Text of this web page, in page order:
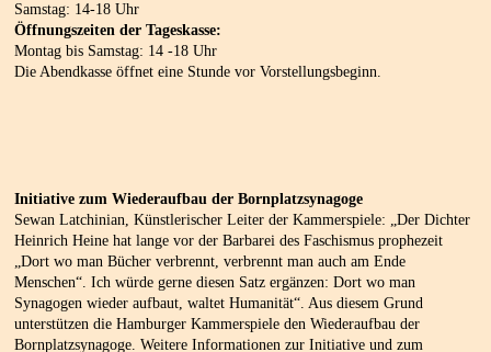
Samstag: 14-18 Uhr
Öffnungszeiten der Tageskasse:
Montag bis Samstag: 14 -18 Uhr
Die Abendkasse öffnet eine Stunde vor Vorstellungsbeginn.
Initiative zum Wiederaufbau der Bornplatzsynagoge
Sewan Latchinian, Künstlerischer Leiter der Kammerspiele: „Der Dichter
Heinrich Heine hat lange vor der Barbarei des Faschismus prophezeit
„Dort wo man Bücher verbrennt, verbrennt man auch am Ende
Menschen“. Ich würde gerne diesen Satz ergänzen: Dort wo man
Synagogen wieder aufbaut, waltet Humanität“. Aus diesem Grund
unterstützen die Hamburger Kammerspiele den Wiederaufbau der
Bornplatzsynagoge. Weitere Informationen zur Initiative und zum